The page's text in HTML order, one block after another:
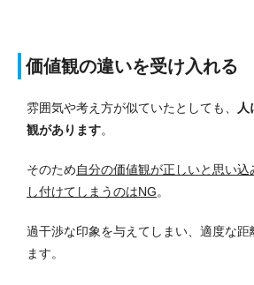
価値観の違いを受け入れる
雰囲気や考え方が似ていたとしても、
人
観があります。
そのため自分の価値観が正しいと思い
し付けてしまうのはNG。
過干渉な印象を与えてしまい、適度な距
ます。